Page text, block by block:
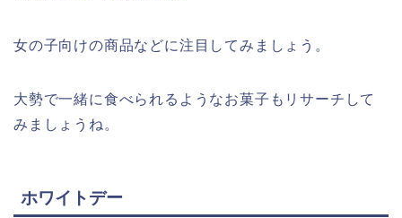
女の子向けの商品などに注目してみましょう。
大勢で一緒に食べられるようなお菓子もリサーチして
みましょうね。
ホワイトデー